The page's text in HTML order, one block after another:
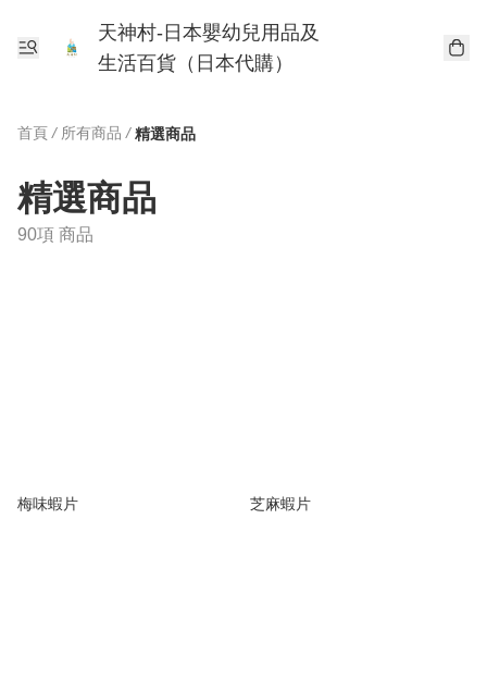
天神村-日本嬰幼兒用品及
生活百貨（日本代購）
首頁 / 所有商品 / 精選商品
精選商品
90項 商品
梅味蝦片 芝麻蝦片